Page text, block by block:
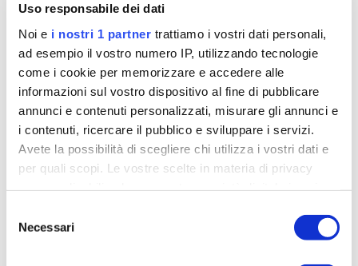
Uso responsabile dei dati
Noi e i nostri 1 partner trattiamo i vostri dati personali,
ad esempio il vostro numero IP, utilizzando tecnologie
come i cookie per memorizzare e accedere alle
informazioni sul vostro dispositivo al fine di pubblicare
annunci e contenuti personalizzati, misurare gli annunci e
i contenuti, ricercare il pubblico e sviluppare i servizi.
Avete la possibilità di scegliere chi utilizza i vostri dati e
per quali scopi. Le vostre scelte in materia di privacy
revocare il proprio consenso in qualsiasi momento dalla
Dichiarazione sui cookie o facendo clic sull'icona di
delNecessari
scopre solo parzialmente le carte.
«Quando con Pippo si parla di blocchi,si tratta di
sessioni di tre giorni, con in mezzo un giorno di
scarico: questa è la nostra struttura standard.
Cosa facciamo? Posso dire che non sono mai
blocchi uguali,cerchiamo sempre di variare
lavori, intensità e durate delle ripetute . Cambiano
in base agli obiettivi che si avvicinano».
lavora per la Roubaix, divori chilometri di pianura e